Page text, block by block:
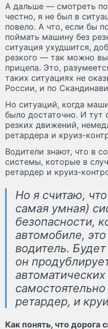
А дальше — смотреть
честно, я не был в
повело. А что, если бы
поймать машину без
ситуация ухудшится,
резкого — так можно
прицепа. Это,
таких ситуациях не
России, и по
Но ситуаций, когда
было достаточно. И тут
резких движений,
ретардера и круиз-
Водители знают, что в
системы, которые в
ретардер и круиз-
Но я считаю,
самая умная)
безопасности,
автомобиле,
водитель.
он
ретардер, и
Как понять, что дорога